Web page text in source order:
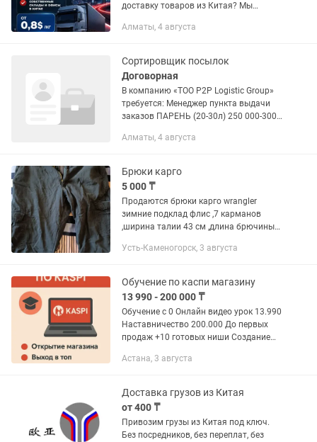
доставку товаров из Китая? Мы
0,8$ за 1 кг (в зависимости от
—...
Алматы, 4 августа
Сортировщик посылок
Договорная
В компанию «ТОО P2P Logistic Group»
требуется: Менеджер пункта выдачи
заказов ПАРЕНЬ (20-30л) 250 000-300
работы пункта выдачи заказов. •
Алматы, 4 августа
Брюки карго
5 000 ₸
Продаются брюки карго wrangler
зимние подклад флис ,7 карманов
,ширина талии 43 см ,длина брючины
см, размер 34/30,,сшито в
Усть-Каменогорск, 3 августа
Обучение по каспи магазину
13 990 - 200 000 ₸
Обучение с 0 Онлайн видео урок 13.990
Наставничество 200.000 До первых
продаж +10 готовых ниши Создание
Китаем Выгодное карго по 2$
Астана, 3 августа
Доставка грузов из Китая
от 400 ₸
Привозим грузы из Китая под ключ.
Без посредников, без переплат, без